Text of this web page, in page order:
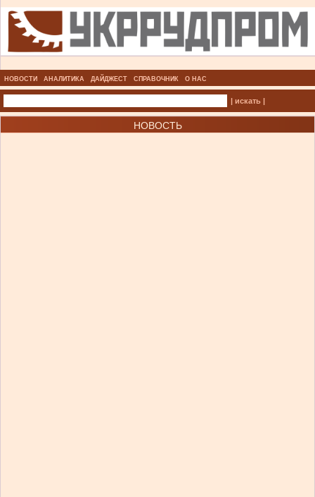
НОВОСТИ АНАЛИТИКА ДАЙДЖЕСТ СПРАВОЧНИК О НАС
| искать |
НОВОСТЬ